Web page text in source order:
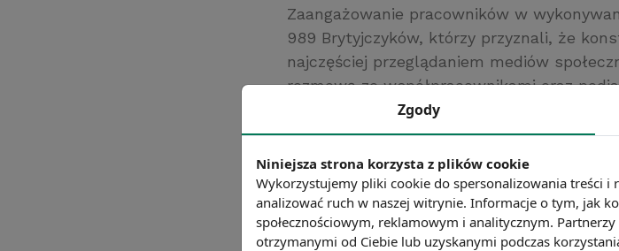
Zaangażowanie pracowników w
989 Brytyjczyków, którzy przyznali, że
najczęściej przeglądaniem mediów
rozmową ze współpracownikami oraz
przygotowywaniem kawy. W ciągu
minuty spędzane zostają na portalach
czytaniu newsów, a na przerwy na
Źródło: https://www.vouchercloud.com
Chcesz wiedzieć więcej?Zobacz więcej
Zgody
Niniejsza strona korzysta z plików cookie
Wykorzystujemy pliki cookie do spersonalizowania treści i
analizować ruch w naszej witrynie. Informacje o tym, jak
społecznościowym, reklamowym i analitycznym.
otrzymanymi od Ciebie lub uzyskanymi podczas